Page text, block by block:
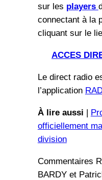
sur les players
connectant à la
cliquant sur le
ACCES
Le direct radio
l’application
À lire aussi |
officiellement
division
Commentaires
BARDY et